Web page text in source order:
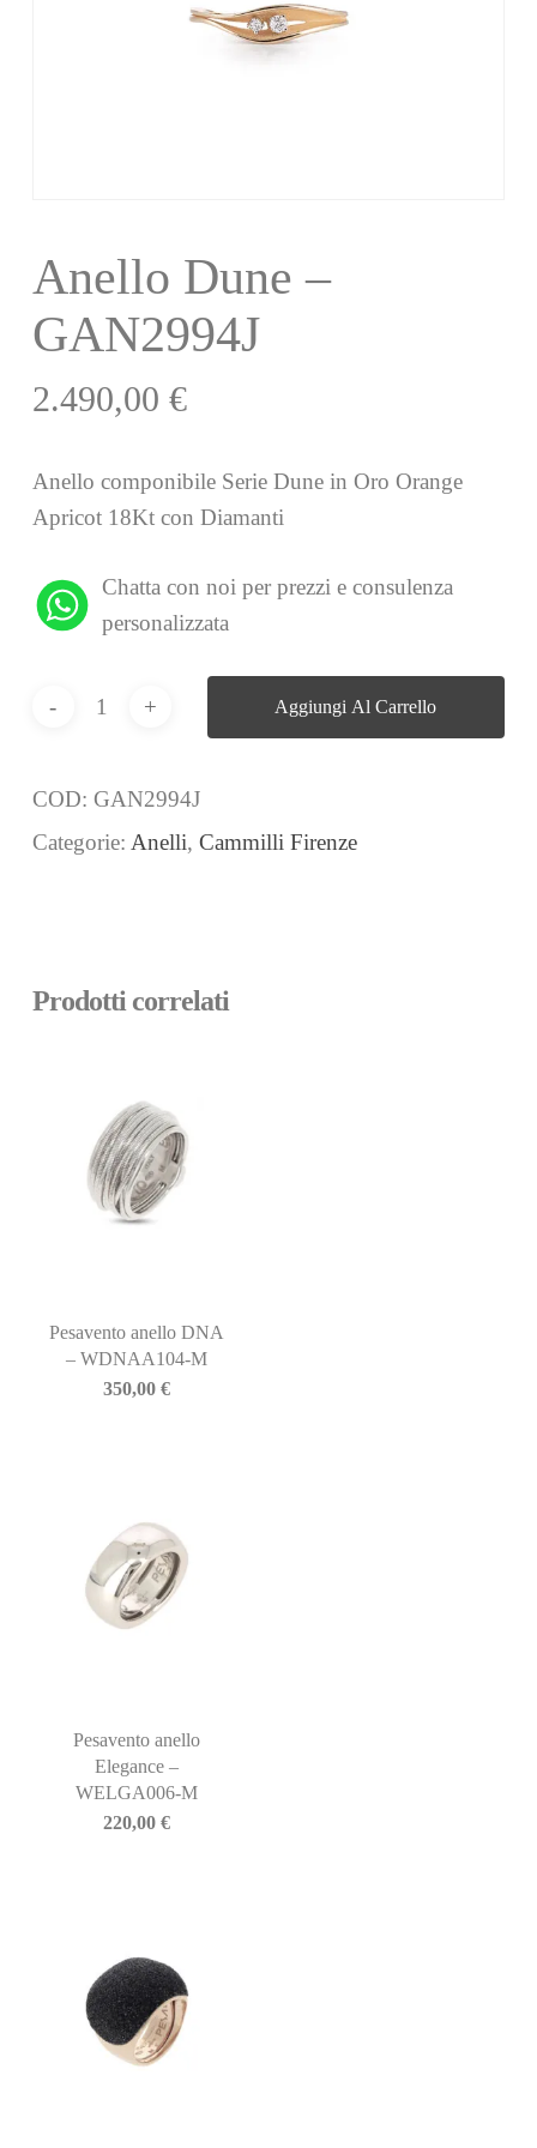
Anello Dune –
GAN2994J
2.490,00 €
Anello componibile Serie Dune in Oro Orange
Apricot 18Kt con Diamanti
Chatta con noi per prezzi e consulenza
personalizzata
Aggiungi Al Carrello
COD: GAN2994J
Categorie: Anelli, Cammilli Firenze
Prodotti correlati
Pesavento anello DNA
– WDNAA104-M
350,00 €
Pesavento anello
Elegance –
WELGA006-M
220,00 €